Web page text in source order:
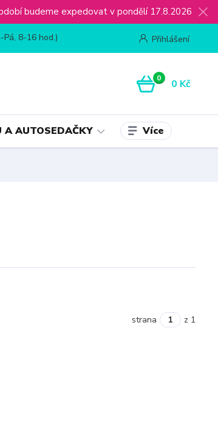
budeme expedovat v pondělí 17.8.2026
Přihlášení
Pá, 8-16 hod.)
0 0 Kč
A AUTOSEDAČKY Více
strana z 1